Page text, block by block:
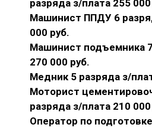
разряда з/плата 255 000
Машинист ППДУ 6
000 руб.
Машинист подъемника
270 000 руб.
Медник 5 разряда з/
Моторист
разряда з/плата 210 000
Оператор по